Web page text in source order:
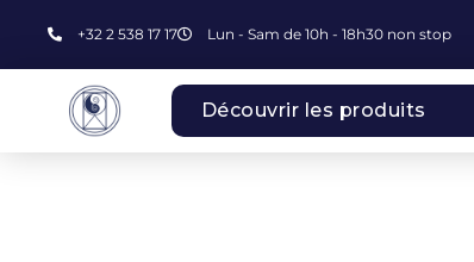
+32 2 538 17 17 Lun - Sam de 10h - 18h30 non stop
Découvrir les produits